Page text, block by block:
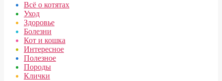
Всё о котятах
Уход
Здоровье
Болезни
Кот и кошка
Интересное
Полезное
Породы
Клички